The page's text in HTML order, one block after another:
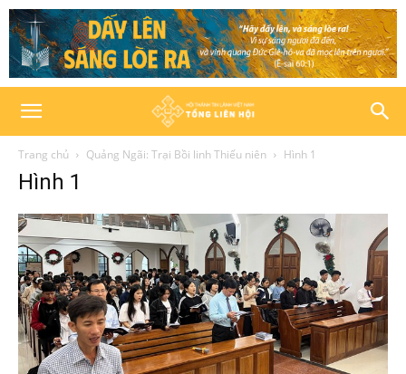
Trang chủ Quảng Ngãi: Trại Bồi linh Thiếu niên Hình 1
Hình 1